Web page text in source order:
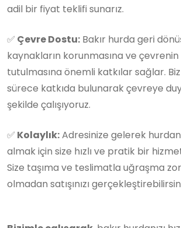
adil bir fiyat teklifi sunarız.
✅ Çevre Dostu: Bakır hurda geri
kaynakların korunmasına ve
tutulmasına önemli katkılar sağlar.
sürece katkıda bulunarak çevreye
şekilde çalışıyoruz.
✅ Kolaylık:Adresinize gelerek
almak için size hızlı ve pratik bir
Size taşıma ve teslimatla uğraşma
olmadan satışınızı